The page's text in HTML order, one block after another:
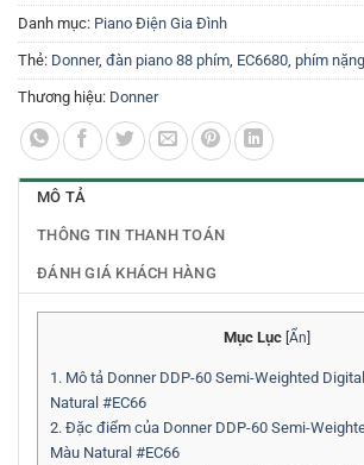
Danh mục: Piano Điện Gia Đình
Thẻ: Donner, đàn piano 88 phím, EC6680, phím nặng
Thương hiệu: Donner
MÔ TẢ
THÔNG TIN THANH TOÁN
ĐÁNH GIÁ KHÁCH HÀNG
Mục Lục [Ẩn]
1. Mô tả Donner DDP-60 Semi-Weighted
Natural #EC66
2. Đặc điểm của Donner DDP-60 Semi-
Màu Natural #EC66